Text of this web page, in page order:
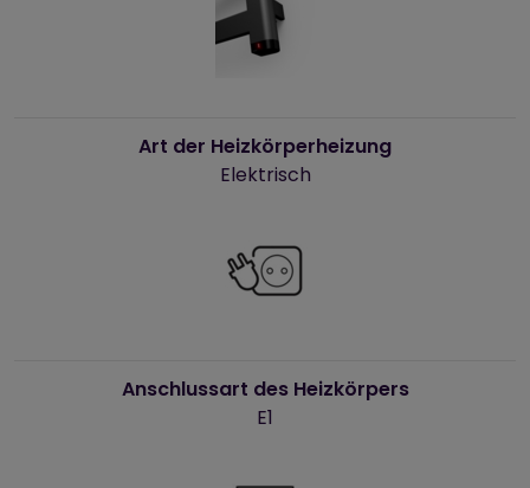
Art der Heizkörperheizung
Elektrisch
Anschlussart des Heizkörpers
E1